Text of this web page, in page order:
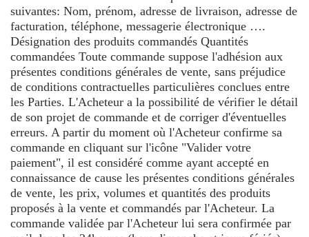
suivantes: Nom, prénom, adresse de livraison, adresse de
facturation, téléphone, messagerie électronique ….
Désignation des produits commandés Quantités
commandées Toute commande suppose l'adhésion aux
présentes conditions générales de vente, sans préjudice
de conditions contractuelles particulières conclues entre
les Parties. L'Acheteur a la possibilité de vérifier le détail
de son projet de commande et de corriger d'éventuelles
erreurs. A partir du moment où l'Acheteur confirme sa
commande en cliquant sur l'icône "Valider votre
paiement", il est considéré comme ayant accepté en
connaissance de cause les présentes conditions générales
de vente, les prix, volumes et quantités des produits
proposés à la vente et commandés par l'Acheteur. La
commande validée par l'Acheteur lui sera confirmée par